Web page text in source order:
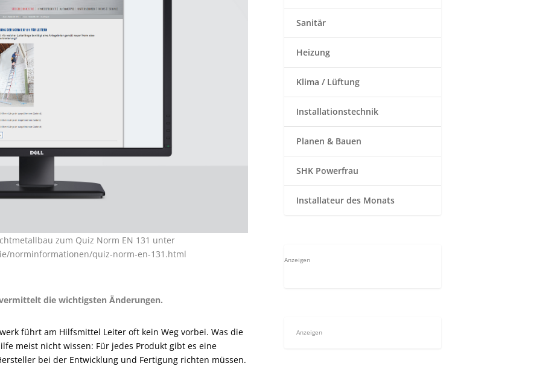
zum Quiz Norm EN 131 unter
norminformationen/quiz-norm-en-131.html
die wichtigsten Änderungen.
führt am Hilfsmittel Leiter oft kein Weg vorbei. Was die
meist nicht wissen: Für jedes Produkt gibt es eine
bei der Entwicklung und Fertigung richten müssen.
Sanitär
Heizung
Klima / Lüftung
Installationstechnik
Planen & Bauen
SHK Powerfrau
Installateur des Monats
Anzeigen
Anzeigen